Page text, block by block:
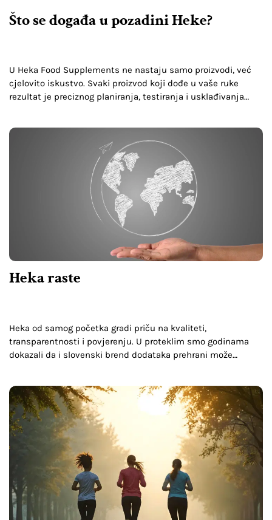
Što se događa u pozadini Heke?
U Heka Food Supplements ne nastaju samo proizvodi, već
cjelovito iskustvo. Svaki proizvod koji dođe u vaše ruke
rezultat je preciznog planiranja, testiranja i usklađivanja
Heka raste
Heka od samog početka gradi priču na kvaliteti,
transparentnosti i povjerenju. U proteklim smo godinama
dokazali da i slovenski brend dodataka prehrani može